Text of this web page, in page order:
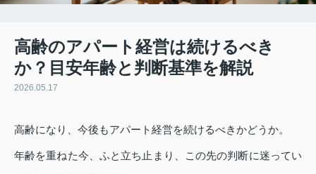
高齢のアパート経営は続けるべき
か？目安年齢と判断基準を解説
2026.05.17
高齢になり、今後もアパート経営を続けるべきかどうか。
年齢を重ねた今、ふと立ち止まり、この先の判断に迷ってい